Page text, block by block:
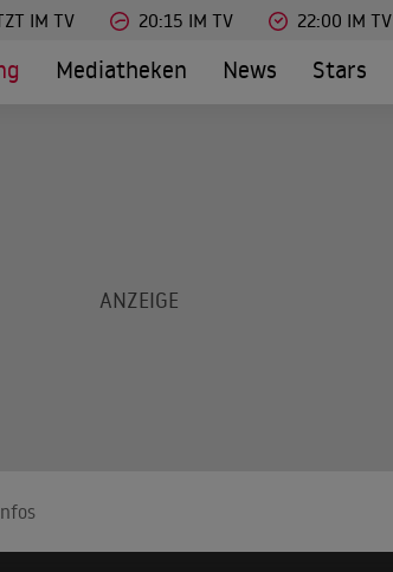
IM TV 20:15 IM TV 22:00 IM TV
Mediatheken News Stars